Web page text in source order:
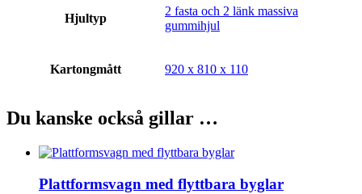
Hjultyp
2 fasta och 2 länk massiva
gummihjul
Kartongmått 920 x 810 x 110
Du kanske också gillar …
Plattformsvagn med flyttbara byglar